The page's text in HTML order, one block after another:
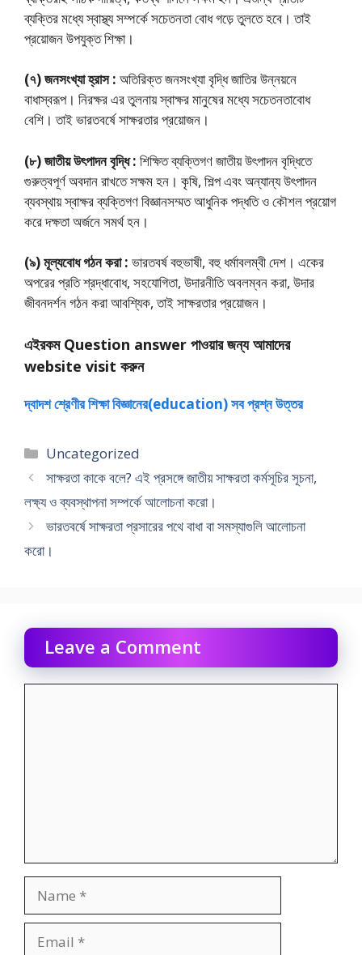
ব্যক্তির মধ্যে স্বাস্থ্য সম্পর্কে সচেতনতা বোধ গড়ে তুলতে হবে। তাই
প্রয়োজন উপযুক্ত শিক্ষা।
(৭) জনসংখ্যা হ্রাস : অতিরিক্ত জনসংখ্যা বৃদ্ধি জাতির উন্নয়নে
বাধাস্বরূপ। নিরক্ষর এর তুলনায় স্বাক্ষর মানুষের মধ্যে সচেতনতাবোধ
বেশি। তাই ভারতবর্ষে সাক্ষরতার প্রয়োজন।
(৮) জাতীয় উৎপাদন বৃদ্ধি : শিক্ষিত ব্যক্তিগণ জাতীয় উৎপাদন বৃদ্ধিতে
গুরুত্বপূর্ণ অবদান রাখতে সক্ষম হন। কৃষি, শিল্প এবং অন্যান্য উৎপাদন
ব্যবস্থায় স্বাক্ষর ব্যক্তিগণ বিজ্ঞানসম্মত আধুনিক পদ্ধতি ও কৌশল প্রয়োগ
করে দক্ষতা অর্জনে সমর্থ হন।
(৯) মূল্যবোধ গঠন করা : ভারতবর্ষ বহুভাষী, বহু ধর্মাবলম্বী দেশ। একের
অপরের প্রতি শ্রদ্ধাবােধ, সহযােগিতা, উদারনীতি অবলম্বন করা, উদার
জীবনদর্শন গঠন করা আবশ্যিক, তাই সাক্ষরতার প্রয়োজন।
এইরকম Question answer পাওয়ার জন্য আমাদের
website visit করুন
দ্বাদশ শ্রেণীর শিক্ষা বিজ্ঞানের(education) সব প্রশ্ন উত্তর
Categories
Uncategorized
সাক্ষরতা কাকে বলে? এই প্রসঙ্গে জাতীয় সাক্ষরতা কর্মসূচির সূচনা,
লক্ষ্য ও ব্যবস্থাপনা সম্পর্কে আলোচনা করাে।
ভারতবর্ষে সাক্ষরতা প্রসারের পথে বাধা বা সমস্যাগুলি আলােচনা
করাে।
Leave a Comment